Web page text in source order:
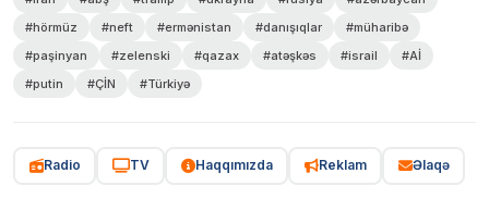
#hörmüz
#neft #ermənistan #danışıqlar
#müharibə
#paşinyan
#zelenski #qazax #atəşkəs #israil
#Aİ
#putin
#ÇİN #Türkiyə
Radio TV Haqqımızda Reklam Əlaqə